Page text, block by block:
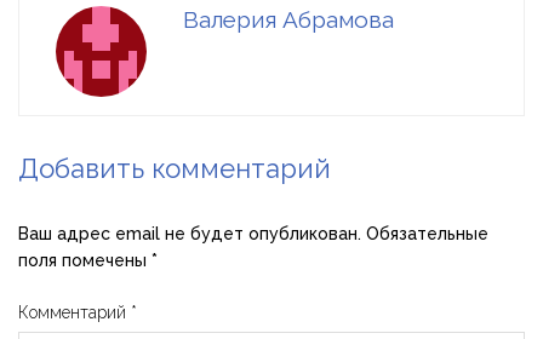
Валерия Абрамова
Добавить комментарий
Ваш адрес email не будет опубликован. Обязательные
поля помечены *
Комментарий *